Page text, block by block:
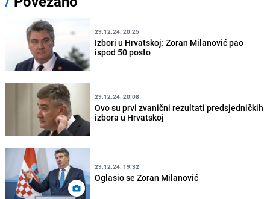
29.12.24. 20:25
Izbori u Hrvatskoj: Zoran Milanović pao
ispod 50 posto
29.12.24. 20:08
Ovo su prvi zvanični rezultati predsjedničkih
izbora u Hrvatskoj
29.12.24. 19:32
Oglasio se Zoran Milanović